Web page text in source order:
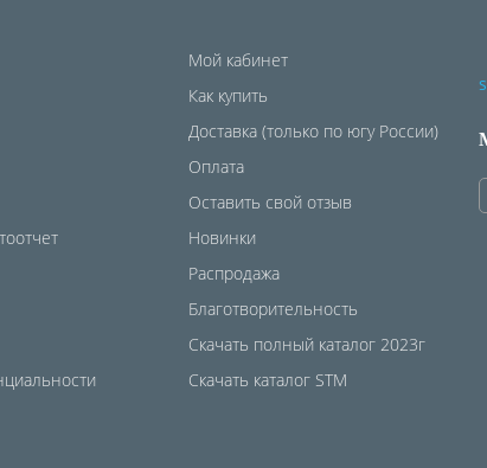
Мой кабинет
Как купить
Доставка (только по югу России)
Оплата
Оставить свой отзыв
Новинки
Распродажа
Благотворительность
Скачать полный каталог 2023г
Скачать каталог STM